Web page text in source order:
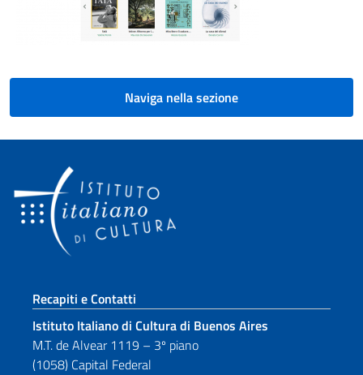
Naviga nella sezione
Sezione footer
Recapiti e Contatti
Istituto Italiano di Cultura di Buenos Aires
M.T. de Alvear 1119 – 3º piano
(1058) Capital Federal